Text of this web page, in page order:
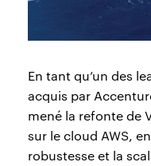
En tant qu’un des
acquis par
mené la refonte de
sur le cloud AWS,
robustesse et la